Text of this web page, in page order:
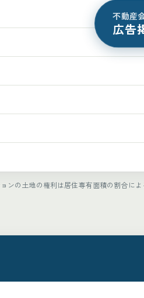
ンの土地の権利は居住専有面積の割合に
不動産
広告